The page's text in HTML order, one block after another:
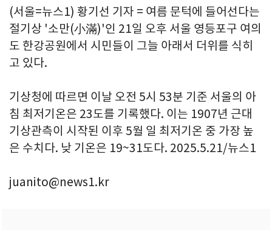
(서울=뉴스1) 황기선 기자 = 여름 문턱에 들어선다는
절기상 '소만(小滿)'인 21일 오후 서울 영등포구 여의
도 한강공원에서 시민들이 그늘 아래서 더위를 식히
고 있다.
기상청에 따르면 이날 오전 5시 53분 기준 서울의 아
침 최저기온은 23도를 기록했다. 이는 1907년 근대
기상관측이 시작된 이후 5월 일 최저기온 중 가장 높
은 수치다. 낮 기온은 19~31도다. 2025.5.21/뉴스1
juanito@news1.kr